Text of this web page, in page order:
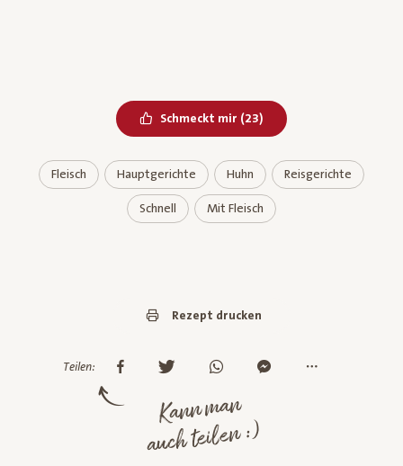
Schmeckt mir Bereits geliked
(23)
Fleisch Hauptgerichte Huhn Reisgerichte
Schnell Mit Fleisch
Rezept drucken
Teilen:
Kann man
auch teilen :)